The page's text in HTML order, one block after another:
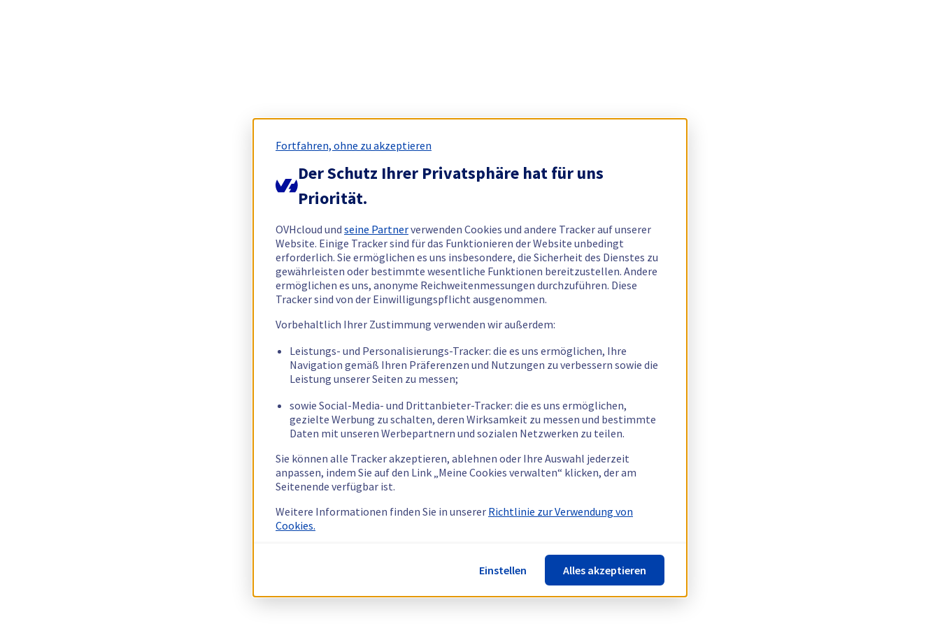
Fortfahren, ohne zu akzeptieren
Der Schutz Ihrer Privatsphäre hat für uns
Priorität.
OVHcloud und seine Partnerverwenden Cookies und andere Tracker auf unserer
Website. Einige Tracker sind für das Funktionieren der Website unbedingt
erforderlich. Sie ermöglichen es uns insbesondere, die Sicherheit des Dienstes zu
gewährleisten oder bestimmte wesentliche Funktionen bereitzustellen. Andere
ermöglichen es uns, anonyme Reichweitenmessungen durchzuführen. Diese
Tracker sind von der Einwilligungspflicht ausgenommen.
Vorbehaltlich Ihrer Zustimmung verwenden wir außerdem:
Leistungs- und Personalisierungs-Tracker: die es uns ermöglichen, Ihre
Navigation gemäß Ihren Präferenzen und Nutzungen zu verbessern sowie die
Leistung unserer Seiten zu messen;
sowie Social-Media- und Drittanbieter-Tracker: die es uns ermöglichen,
gezielte Werbung zu schalten, deren Wirksamkeit zu messen und bestimmte
Daten mit unseren Werbepartnern und sozialen Netzwerken zu teilen.
Sie können alle Tracker akzeptieren, ablehnen oder Ihre Auswahl jederzeit
anpassen, indem Sie auf den Link „Meine Cookies verwalten“ klicken, der am
Seitenende verfügbar ist.
Weitere Informationen finden Sie in unserer Richtlinie zur Verwendung von
Cookies.
Einstellen Alles akzeptieren